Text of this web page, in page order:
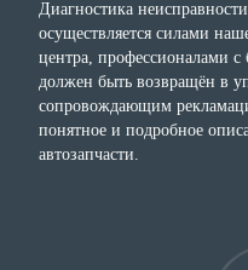
Диагностика
осуществляется силами
центра, профессионалами
должен быть возвращён в
сопровождающим
понятное и подробное
автозапчасти.